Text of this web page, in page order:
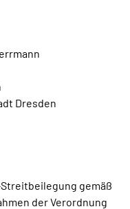
Dresden
gemäß
der Verordnung